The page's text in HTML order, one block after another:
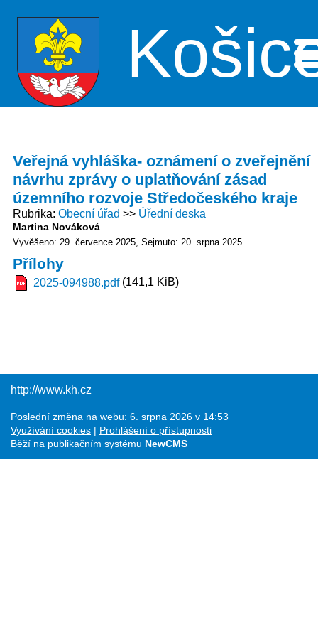
Veřejná vyhláška- oznámení o zveřejnění
návrhu zprávy o uplatňování zásad
územního rozvoje Středočeského kraje
Rubrika Obecní úřad Úřední deska
Martina Nováková
Vyvěšeno: 29. července 2025 Sejmuto: 20. srpna 2025
Přílohy
2025-094988.pdf(141,1 KiB)
http://www.kh.cz
Poslední změna na webu: 6. srpna 2026 v 14:53
Využívání cookies
Prohlášení o přístupnosti
Běží na publikačním systému NewCMS